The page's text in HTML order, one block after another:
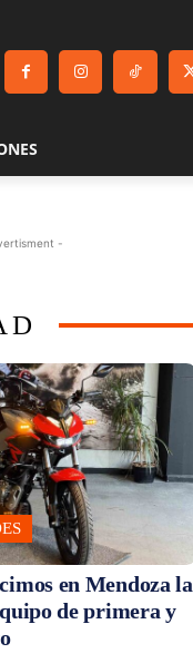
-
en Mendoza la
de primera y